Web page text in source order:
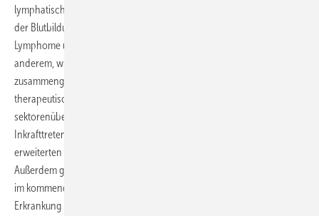
lymphatischen, blutbildenden Gewebes und schweren Erkrankungen
der Blutbildung fest – hierzu zählen beispielsweise bestimmte
Lymphome und Leukämien. Konkret regelte der G-BA dabei unter
anderem, wie die interdisziplinären ASV-Teams jeweils
zusammengesetzt sein müssen und welche diagnostischen wie
therapeutischen Leistungen zu diesen besonderen,
sektorenübergreifenden Behandlungsangeboten gehören. Nach
Inkrafttreten der Beschlüsse können sich ASV-Teams bilden und den
erweiterten Landesausschüssen ihre Teilnahme an der ASV anzeigen.
Außerdem gab der G-BA bekannt, für welche beiden Erkrankungen er
im kommenden Jahr ein ASV-Angebot erarbeiten wird: zur seltenen
Erkrankung Kurzdarmsyndrom sowie zu angeborenen